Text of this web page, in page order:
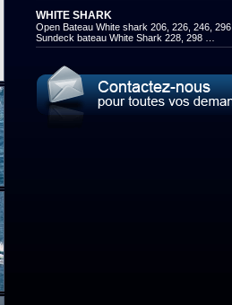
WHITE SHARK
Open Bateau White shark 206, 226, 246, 296
Sundeck bateau White Shark 228, 298 …